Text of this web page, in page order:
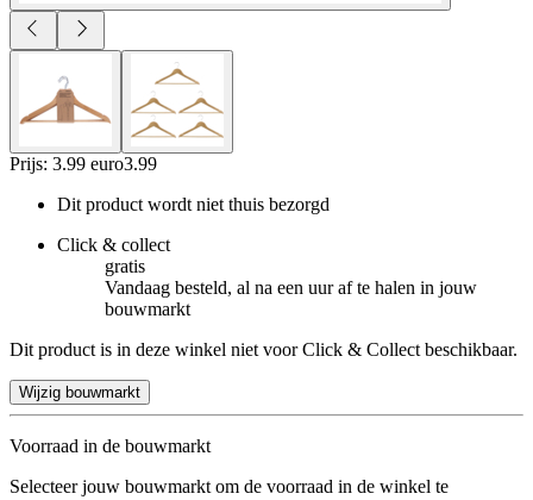
Prijs: 3.99 euro3.99
Dit product wordt niet thuis bezorgd
Click & collect
gratis
Vandaag besteld, al na een uur af te halen in jouw
bouwmarkt
Dit product is in deze winkel niet voor Click & Collect beschikbaar.
Wijzig bouwmarkt
Voorraad in de bouwmarkt
Selecteer jouw bouwmarkt om de voorraad in de winkel te